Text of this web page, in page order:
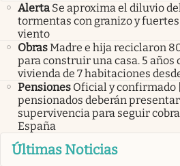
Alerta Se aproxima el diluvio
tormentas con granizo y
viento
ObrasMadre e hija reciclaron
para construir una casa. 5
vivienda de 7 habitaciones
Pensiones Oficial y confirmado
pensionados deberán
supervivencia para seguir
España
Últimas Noticias